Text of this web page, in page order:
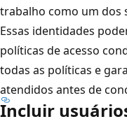
trabalho como um dos
Essas identidades
políticas de acesso
todas as políticas e
atendidos antes de
Incluir